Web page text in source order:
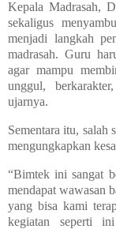
Kepala Madrasah,
sekaligus
menjadi langkah
madrasah. Guru
agar mampu
unggul,
ujarnya.
Sementara itu, salah
mengungkapkan
“Bimtek ini sangat
mendapat wawasan
yang bisa kami
kegiatan seperti